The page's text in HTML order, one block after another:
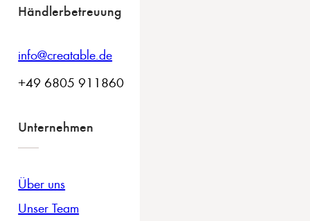
Händlerbetreuung
info@creatable.de
+49 6805 911860
Unternehmen
Über uns
Unser Team